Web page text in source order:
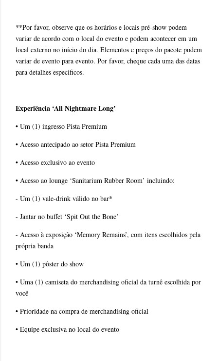
**Por favor, observe que os horários e locais pré-show podem
variar de acordo com o local do evento e podem acontecer em um
local externo no início do dia. Elementos e preços do pacote podem
variar de evento para evento. Por favor, cheque cada uma das datas
para detalhes específicos.
Experiência ‘All Nightmare Long’
• Um (1) ingresso Pista Premium
• Acesso antecipado ao setor Pista Premium
• Acesso exclusivo ao evento
• Acesso ao lounge ‘Sanitarium Rubber Room’ incluindo:
- Um (1) vale-drink válido no bar*
- Jantar no buffet ‘Spit Out the Bone’
- Acesso à exposição ‘Memory Remains’, com itens escolhidos pela
própria banda
• Um (1) pôster do show
• Uma (1) camiseta do merchandising oficial da turnê escolhida por
você
• Prioridade na compra de merchandising oficial
• Equipe exclusiva no local do evento